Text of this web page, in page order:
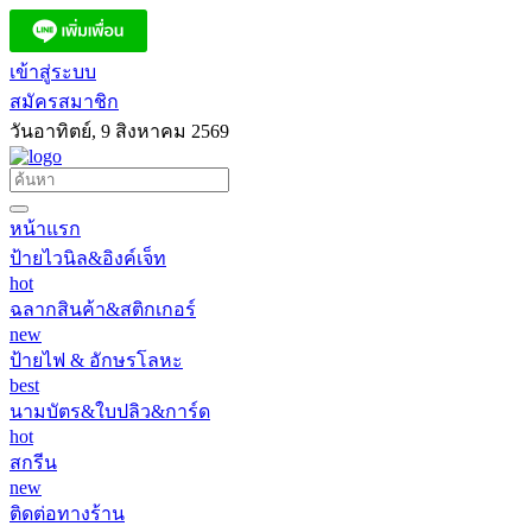
เข้าสู่ระบบ
สมัครสมาชิก
วันอาทิตย์, 9 สิงหาคม 2569
หน้าแรก
ป้ายไวนิล&อิงค์เจ็ท
hot
ฉลากสินค้า&สติกเกอร์
new
ป้ายไฟ & อักษรโลหะ
best
นามบัตร&ใบปลิว&การ์ด
hot
สกรีน
new
ติดต่อทางร้าน